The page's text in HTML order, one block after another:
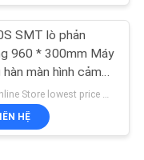
ráp
SMT lò phản
960 * 300mm Máy
hàn màn hình cảm
vực nhiệt độ 5 See Online Store lowest price MOQ:1
HỆ